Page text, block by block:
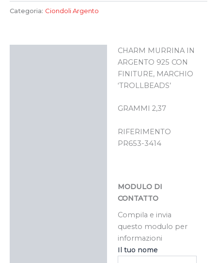
Categoria: Ciondoli Argento
CHARM MURRINA IN
ARGENTO 925 CON
FINITURE, MARCHIO
‘TROLLBEADS’
GRAMMI 2,37
RIFERIMENTO
PR653-3414
MODULO DI
CONTATTO
Compila e invia
questo modulo per
informazioni
Il tuo nome